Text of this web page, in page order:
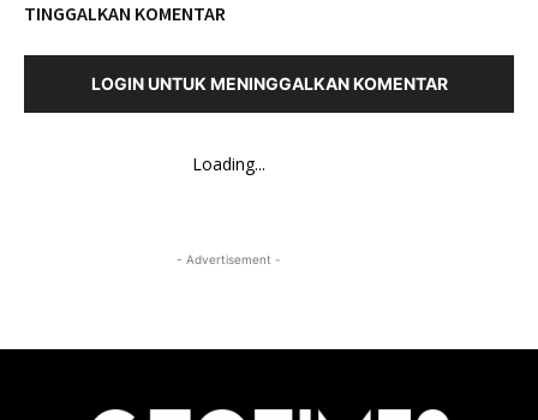
TINGGALKAN KOMENTAR
LOGIN UNTUK MENINGGALKAN KOMENTAR
Loading...
- Advertisement -